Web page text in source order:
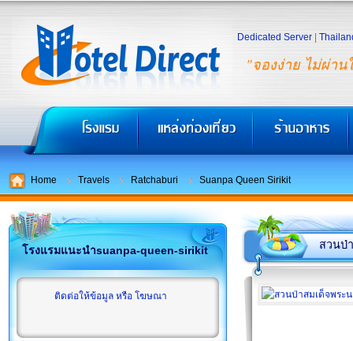
"จองง่าย ไม่ผ่าน
Dedicated Server
Home Travels Ratchaburi Suanpa Queen Sirikit
โรงแรมแนะนำsuanpa-queen-sirikit
ติดต่อให้ข้อมูล หรือ โฆษณา
สวนป่